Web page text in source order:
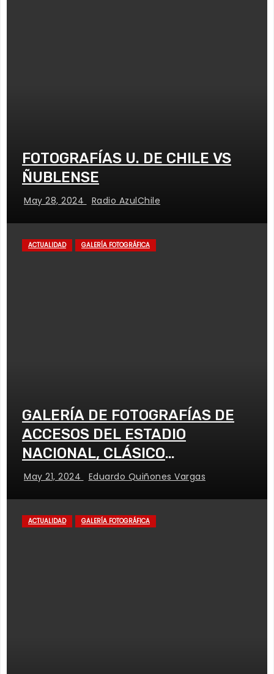
FOTOGRAFÍAS U. DE CHILE VS
ÑUBLENSE
May 28, 2024 Radio AzulChile
ACTUALIDAD GALERÍA FOTOGRÁFICA
GALERÍA DE FOTOGRAFÍAS DE
ACCESOS DEL ESTADIO
NACIONAL, CLÁSICO
UNIVERSITARIO
May 21, 2024 Eduardo Quiñones Vargas
ACTUALIDAD GALERÍA FOTOGRÁFICA